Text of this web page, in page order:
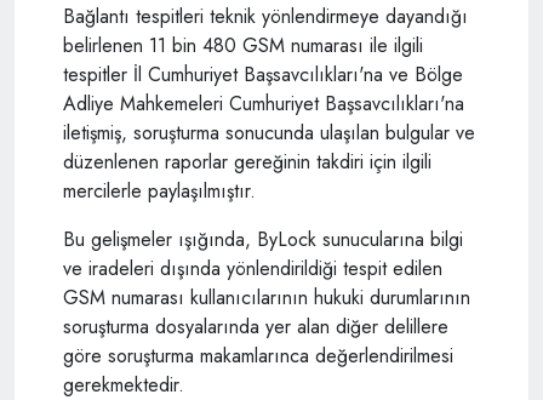
Bağlantı tespitleri teknik yönlendirmeye dayandığı
belirlenen 11 bin 480 GSM numarası ile ilgili
tespitler İl Cumhuriyet Başsavcılıkları'na ve Bölge
Adliye Mahkemeleri Cumhuriyet Başsavcılıkları'na
iletişmiş, soruşturma sonucunda ulaşılan bulgular ve
düzenlenen raporlar gereğinin takdiri için ilgili
mercilerle paylaşılmıştır.
Bu gelişmeler ışığında, ByLock sunucularına bilgi
ve iradeleri dışında yönlendirildiği tespit edilen
GSM numarası kullanıcılarının hukuki durumlarının
soruşturma dosyalarında yer alan diğer delillere
göre soruşturma makamlarınca değerlendirilmesi
gerekmektedir.